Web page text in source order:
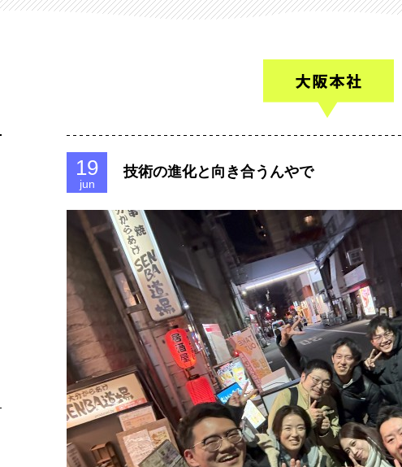
19
jun
技術の進化と向き合うんやで